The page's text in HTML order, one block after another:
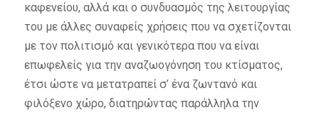
καφενείου, αλλά και ο συνδυασμός της λειτουργίας
του με άλλες συναφείς χρήσεις που να σχετίζονται
με τον πολιτισμό και γενικότερα που να είναι
επωφελείς για την αναζωογόνηση του κτίσματος,
έτσι ώστε να μετατραπεί σ’ ένα ζωντανό και
φιλόξενο χώρο, διατηρώντας παράλληλα την